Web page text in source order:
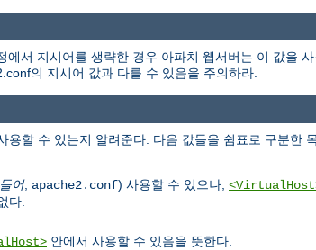
에서 지시어를 생략한 경우 아파치 웹서버는 이 값을
의 지시어 값과 다를 수 있음을 주의하라.
용할 수 있는지 알려준다. 다음 값들을 쉼표로 구분한
어, apache2.conf) 사용할 수 있으나,
다.
안에서 사용할 수 있음을 뜻한다.